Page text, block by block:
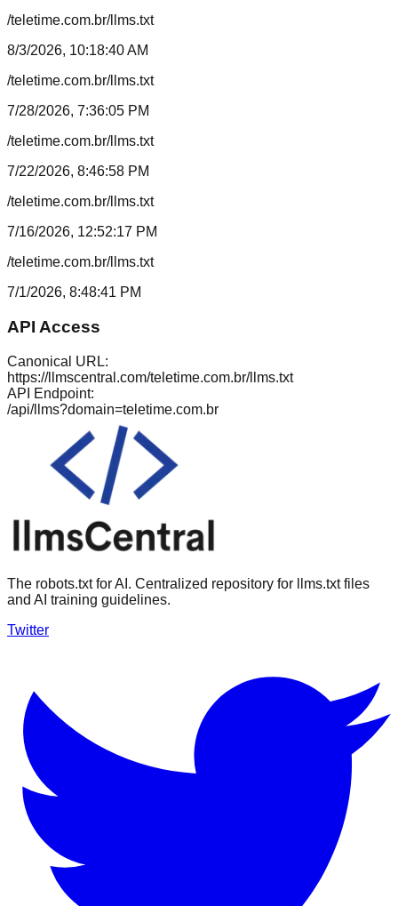
/teletime.com.br/llms.txt
8/3/2026, 10:18:40 AM
/teletime.com.br/llms.txt
7/28/2026, 7:36:05 PM
/teletime.com.br/llms.txt
7/22/2026, 8:46:58 PM
/teletime.com.br/llms.txt
7/16/2026, 12:52:17 PM
/teletime.com.br/llms.txt
7/1/2026, 8:48:41 PM
API Access
Canonical URL:
https://llmscentral.com/teletime.com.br/llms.txt
API Endpoint:
/api/llms?domain=teletime.com.br
The robots.txt for AI. Centralized repository for llms.txt files
and AI training guidelines.
Twitter